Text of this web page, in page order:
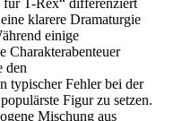
für T-Rex“ differenziert
klarere Dramaturgie
einige
Charakterabenteuer
den
typischer Fehler bei der
Figur zu setzen.
Mischung aus